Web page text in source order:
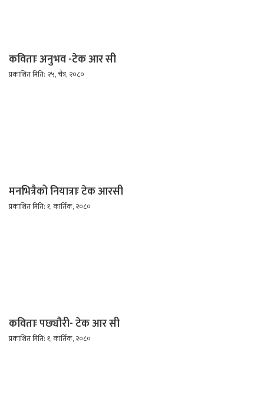
कविताः अनुभव -टेक आर सी
प्रकाशित मिति: २५, चैत्र, २०८०
मनभित्रैको नियात्राः टेक आरसी
प्रकाशित मिति: १, कार्तिक, २०८०
कविताः पछ्यौरी- टेक आर सी
प्रकाशित मिति: १, कार्तिक, २०८०